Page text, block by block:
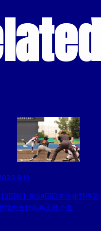
【2回戦】第54回日本少年野球選
権大会群馬県支部予選